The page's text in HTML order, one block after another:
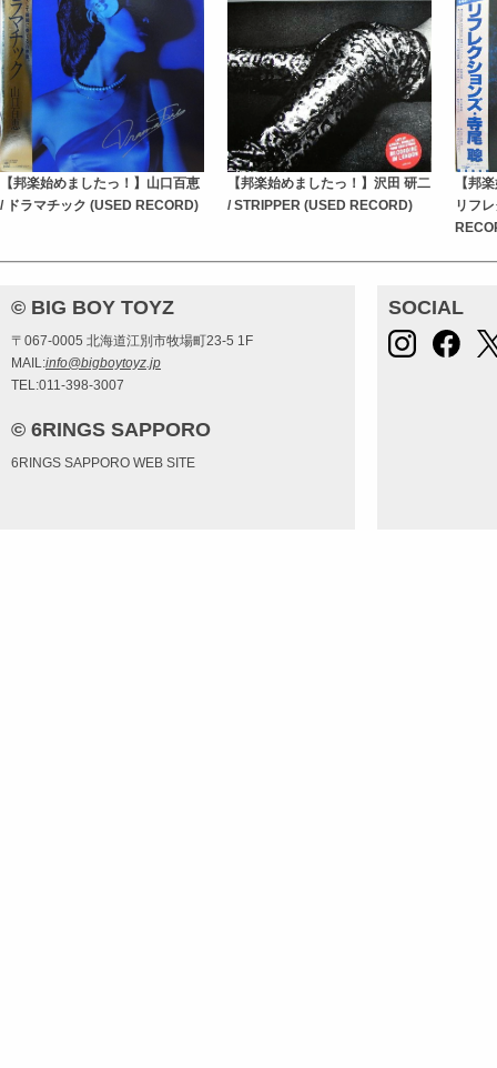
【邦楽始めましたっ！】山口百恵
/ ドラマチック (USED RECORD)
【邦楽始めましたっ！】沢田 研二
/ STRIPPER (USED RECORD)
【邦
リフ
© BIG BOY TOYZ
〒067-0005 北海道江別市牧場町23-5 1F
MAIL:info@bigboytoyz.jp
TEL:011-398-3007
© 6RINGS SAPPORO
6RINGS SAPPORO WEB SITE
SOCIAL